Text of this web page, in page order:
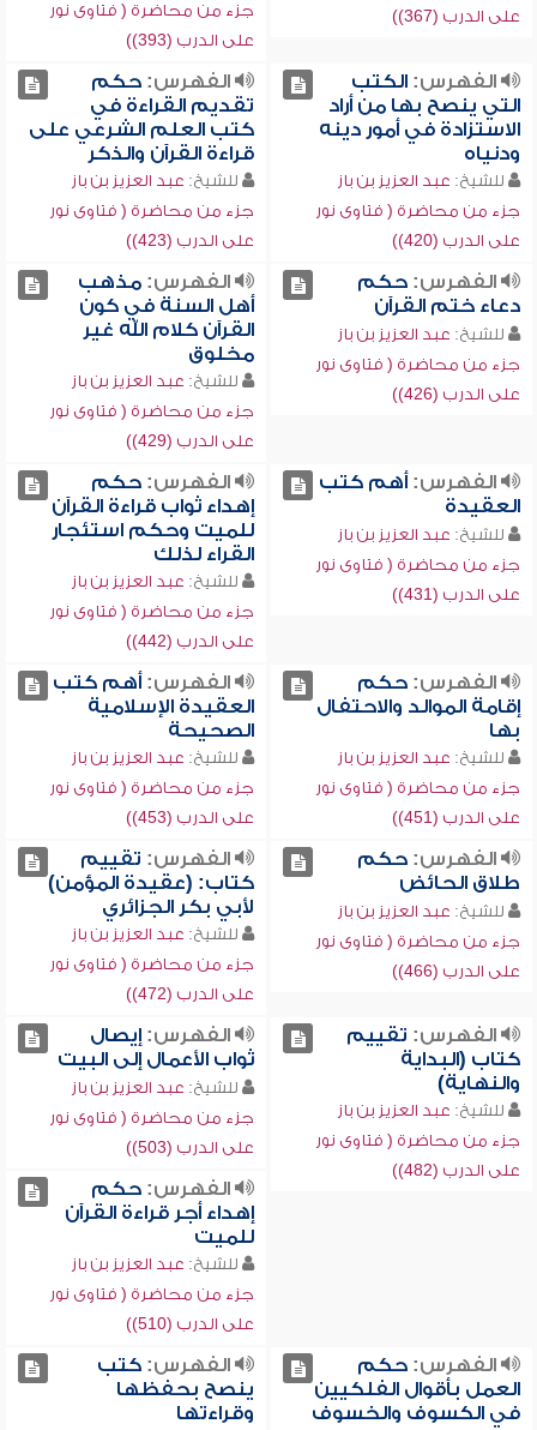
على الدرب (367))
جزء من محاضرة ( فتاوى نور
على الدرب (393))
الفهرس:الكتب
التي ينصح بها من أراد
الاستزادة في أمور دينه
ودنياه
للشيخ: عبد العزيز بن باز
جزء من محاضرة ( فتاوى نور
على الدرب (420))
الفهرس:حكم
تقديم القراءة في
كتب العلم الشرعي على
قراءة القرآن والذكر
للشيخ: عبد العزيز بن باز
جزء من محاضرة ( فتاوى نور
على الدرب (423))
الفهرس:حكم
دعاء ختم القرآن
للشيخ: عبد العزيز بن باز
جزء من محاضرة ( فتاوى نور
على الدرب (426))
الفهرس:مذهب
أهل السنة في كون
القرآن كلام الله غير
مخلوق
للشيخ: عبد العزيز بن باز
جزء من محاضرة ( فتاوى نور
على الدرب (429))
الفهرس:أهم كتب
العقيدة
للشيخ: عبد العزيز بن باز
جزء من محاضرة ( فتاوى نور
على الدرب (431))
الفهرس:حكم
إهداء ثواب قراءة القرآن
للميت وحكم استئجار
القراء لذلك
للشيخ: عبد العزيز بن باز
جزء من محاضرة ( فتاوى نور
على الدرب (442))
الفهرس:حكم
إقامة الموالد والاحتفال
بها
للشيخ: عبد العزيز بن باز
جزء من محاضرة ( فتاوى نور
على الدرب (451))
الفهرس:أهم كتب
العقيدة الإسلامية
الصحيحة
للشيخ: عبد العزيز بن باز
جزء من محاضرة ( فتاوى نور
على الدرب (453))
الفهرس:حكم
طلاق الحائض
للشيخ: عبد العزيز بن باز
جزء من محاضرة ( فتاوى نور
على الدرب (466))
الفهرس: تقييم
كتاب: (عقيدة المؤمن)
لأبي بكر الجزائري
للشيخ: عبد العزيز بن باز
جزء من محاضرة ( فتاوى نور
على الدرب (472))
الفهرس: تقييم
كتاب (البداية
والنهاية)
للشيخ: عبد العزيز بن باز
جزء من محاضرة ( فتاوى نور
على الدرب (482))
الفهرس:إيصال
ثواب الأعمال إلى البيت
للشيخ: عبد العزيز بن باز
جزء من محاضرة ( فتاوى نور
على الدرب (503))
الفهرس:حكم
إهداء أجر قراءة القرآن
للميت
للشيخ: عبد العزيز بن باز
جزء من محاضرة ( فتاوى نور
على الدرب (510))
الفهرس:حكم
العمل بأقوال الفلكيين
في الكسوف والخسوف
الفهرس:كتب
ينصح بحفظها
وقراءتها